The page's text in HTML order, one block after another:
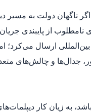
ناگهان دولت به
نامطلوب از پایبندی
ارسال می‌کرد؛
جدال‌ها و چالش‌های
به زیان کار